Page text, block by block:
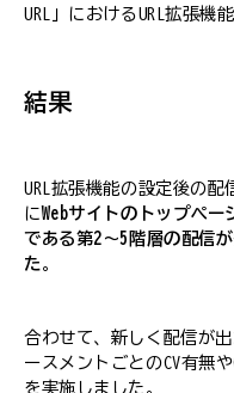
URL」におけるURL拡張機
結果
URL拡張機能の設定後の
にWebサイトのトップペ
である第2～5階層の配信
た 。
合わせて、新しく配信が
ースメントごとのCV有無
を実施しました。